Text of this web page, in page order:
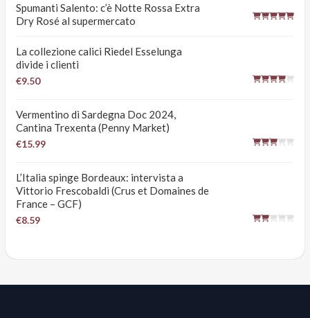
Spumanti Salento: c’è Notte Rossa Extra
Dry Rosé al supermercato
La collezione calici Riedel Esselunga
divide i clienti
€9.50
Vermentino di Sardegna Doc 2024,
Cantina Trexenta (Penny Market)
€15.99
L’Italia spinge Bordeaux: intervista a
Vittorio Frescobaldi (Crus et Domaines de
France – GCF)
€8.59